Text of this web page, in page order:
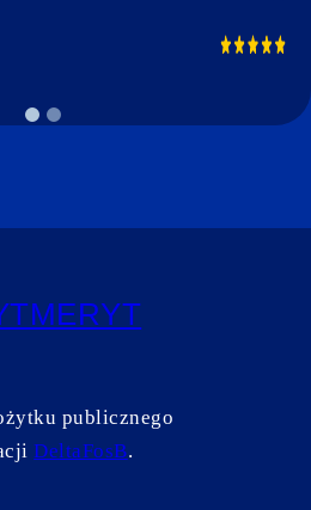
publicznego
DeltaFosB.